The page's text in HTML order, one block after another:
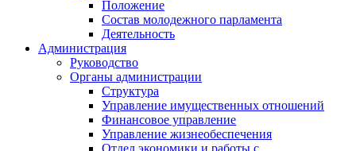
Положение
Состав молодежного парламента
Деятельность
Администрация
Руководство
Органы администрации
Структура
Управление имущественных отношений
Финансовое управление
Управление жизнеобеспечения